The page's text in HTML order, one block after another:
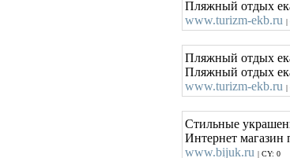
Пляжный отдых
www.turizm-ekb.ru |
Пляжный отдых
Пляжный отдых
www.turizm-ekb.ru |
Стильные
Интернет
www.bijuk.ru | CY: 0